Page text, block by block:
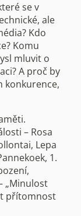
se v
ale
Kdo
Komu
mluvit o
A proč by
konkurence,
– Rosa
Lepa
1.
„Minulost
přítomnost